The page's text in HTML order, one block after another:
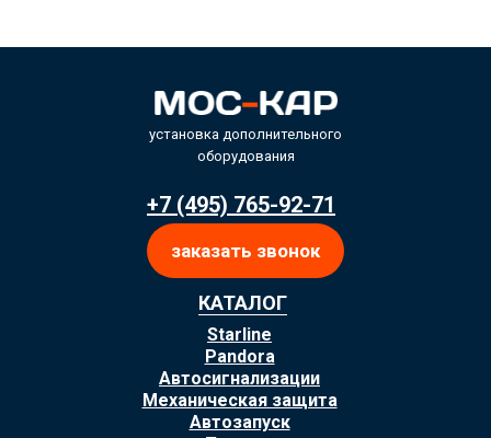
КАТАЛОГ
+7 (495) 765-92-71
заказать звонок
установка дополнительного
оборудования
Автосигнализации
Автозапуск
Starline
Механическая защита
Pandora